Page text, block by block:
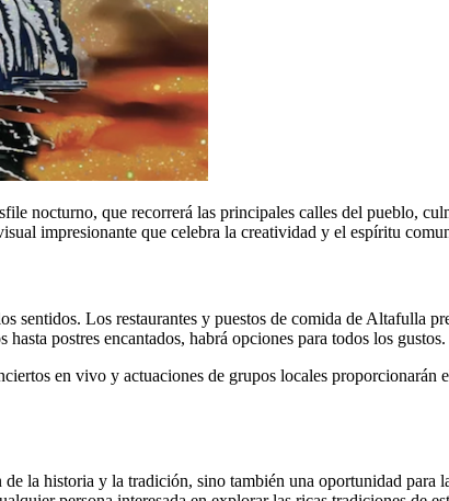
nocturno, que recorrerá las principales calles del pueblo,
impresionante que celebra la creatividad y el espíritu
sentidos. Los restaurantes y puestos de comida de Altafulla
postres encantados, habrá opciones para todos los gustos.
en vivo y actuaciones de grupos locales proporcionarán
de la historia y la tradición, sino también una oportunidad